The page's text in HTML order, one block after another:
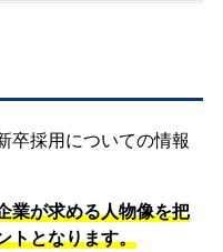
卒採用についての情報
業が求める人物像を把
トとなります。